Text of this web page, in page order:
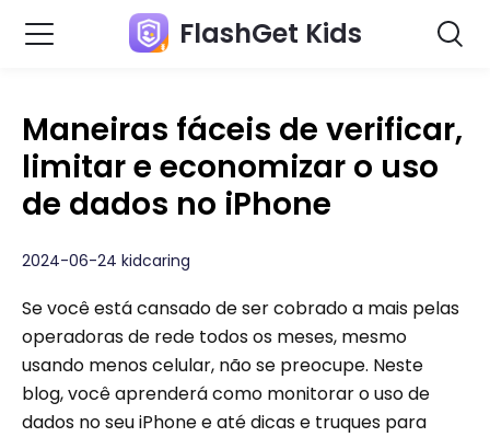
FlashGet Kids
Maneiras fáceis de verificar,
limitar e economizar o uso
de dados no iPhone
2024-06-24 kidcaring
Se você está cansado de ser cobrado a mais pelas
operadoras de rede todos os meses, mesmo
usando menos celular, não se preocupe. Neste
blog, você aprenderá como monitorar o uso de
dados no seu iPhone e até dicas e truques para